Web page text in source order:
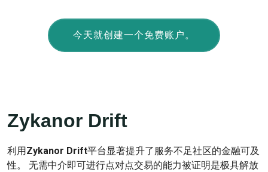
今天就创建一个免费账户。
Zykanor Drift
利用 Zykanor Drift平台显著提升了服务不足社区的金融可及
性。 无需中介即可进行点对点交易的能力被证明是极具解放